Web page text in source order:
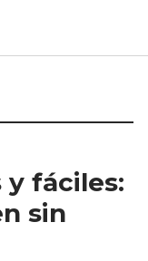
y fáciles:
sin